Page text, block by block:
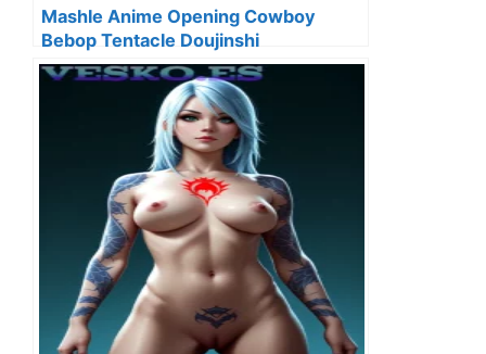
Mashle Anime Opening Cowboy
Bebop Tentacle Doujinshi